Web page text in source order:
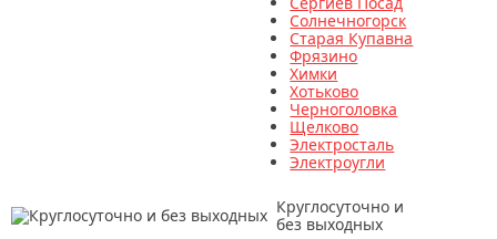
Солнечногорск
Старая Купавна
Фрязино
Химки
Хотьково
Черноголовка
Щелково
Электросталь
Электроугли
Круглосуточно и
без выходных